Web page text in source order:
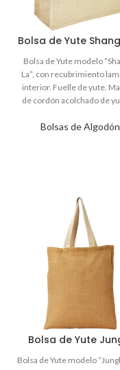
Bolsa de Yute
Bolsas de Algodón
Bolsa de Yute